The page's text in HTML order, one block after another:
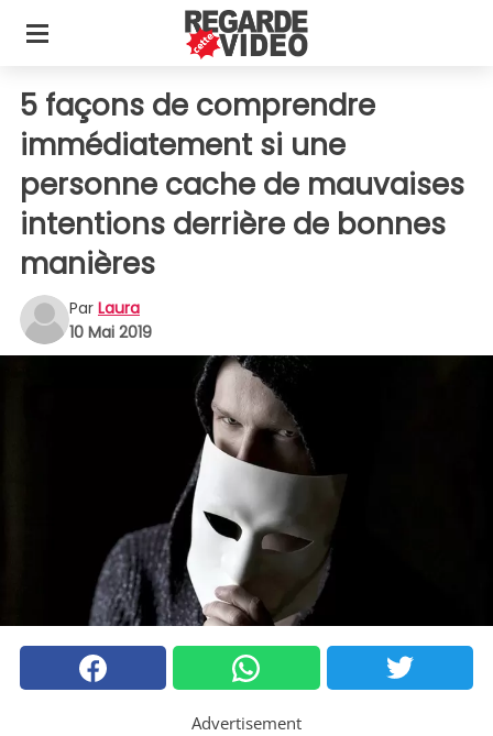
5 façons de comprendre
immédiatement si une
personne cache de mauvaises
intentions derrière de bonnes
manières
Par Laura
10 Mai 2019
Advertisement